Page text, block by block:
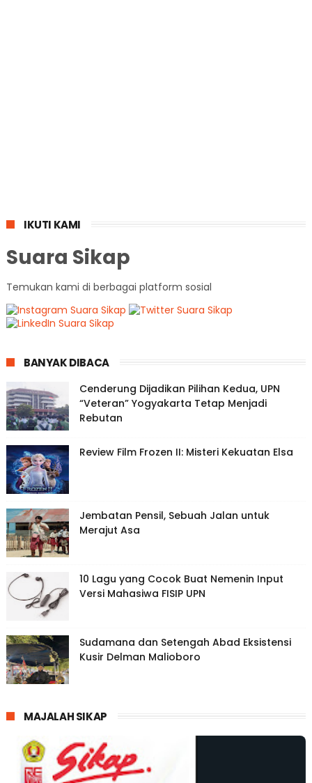
IKUTI KAMI
Suara Sikap
Temukan kami di berbagai platform sosial
BANYAK DIBACA
Cenderung Dijadikan Pilihan Kedua, UPN
“Veteran” Yogyakarta Tetap Menjadi
Rebutan
Review Film Frozen II: Misteri Kekuatan Elsa
Jembatan Pensil, Sebuah Jalan untuk
Merajut Asa
10 Lagu yang Cocok Buat Nemenin Input
Versi Mahasiwa FISIP UPN
Sudamana dan Setengah Abad Eksistensi
Kusir Delman Malioboro
MAJALAH SIKAP